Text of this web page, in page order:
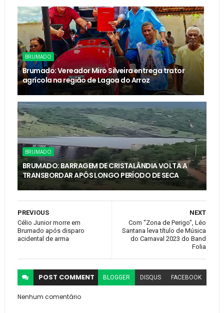
BRUMADO
Brumado: Vereador Miro Silveira entrega trator
agrícola na região de Lagoa do Arroz
BRUMADO
BRUMADO: BARRAGEM DE CRISTALÂNDIA VOLTA A
TRANSBORDAR APÓS LONGO PERÍODO DE SECA
NEXT
Com "Zona de Perigo", Léo
Santana leva título de Música
do Carnaval 2023 do Band
Folia
PREVIOUS
Célio Junior morre em
Brumado após disparo
acidental de arma
POST COMMENT BLOGGER DISQUS FACEBOOK
Nenhum comentário